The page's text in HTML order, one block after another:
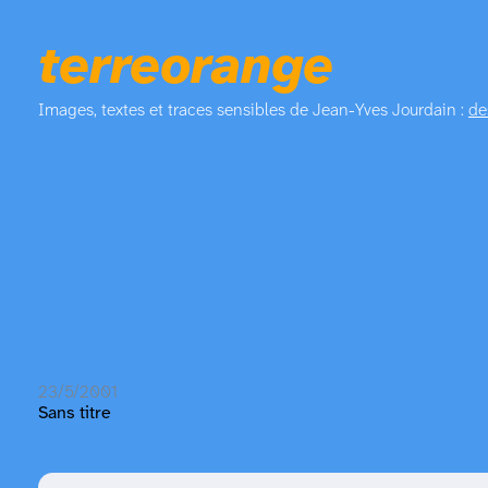
terreorange
Images, textes et traces sensibles de Jean-Yves Jourdain :
23/5/2001
Sans titre